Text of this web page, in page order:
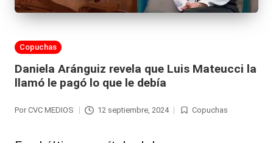
Publicada
Copuchas
Daniela Aránguiz revela que Luis Mateucci la
llamó le pagó lo que le debía
Por CVC MEDIOS 12 septiembre, 2024
Publicada
Copuchas